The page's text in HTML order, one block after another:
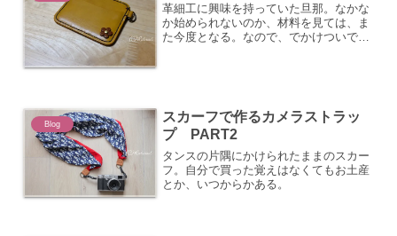
革細工に興味を持っていた旦那。なかな
か始められないのか、材料を見ては、ま
た今度となる。なので、でかけついで
Blog
スカーフで作るカメラストラッ
プ PART2
タンスの片隅にかけられたままのスカー
フ。自分で買った覚えはなくてもお土産
とか、いつからかある。